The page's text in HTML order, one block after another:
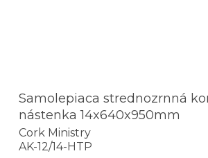
Samolepiaca strednozrnná
nástenka 14x640x950mm
Cork Ministry
AK-12/14-HTP